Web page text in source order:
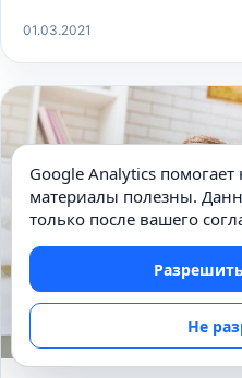
01.03.2021
Google Analytics
материалы полезны.
только после вашего
Не